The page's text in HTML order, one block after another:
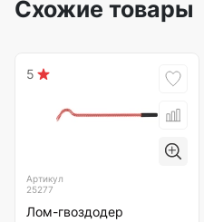
Схожие товары
5
Артикул
25277
Лом-гвоздодер